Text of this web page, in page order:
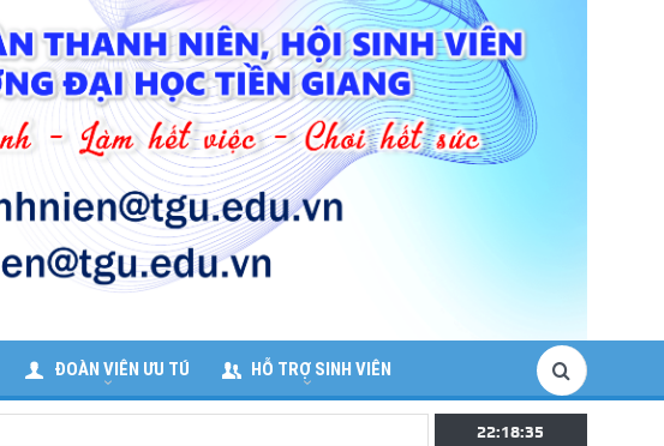
ĐOÀN VIÊN ƯU TÚ HỖ TRỢ SINH VIÊN
22:18:38